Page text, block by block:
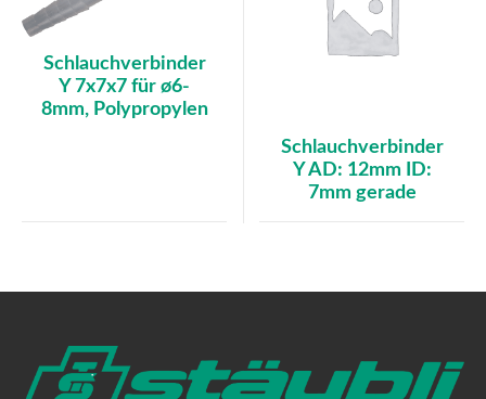
Schlauchverbinder
Y 7x7x7 für ø6-
8mm, Polypropylen
Schlauchverbinder
Y AD: 12mm ID:
7mm gerade